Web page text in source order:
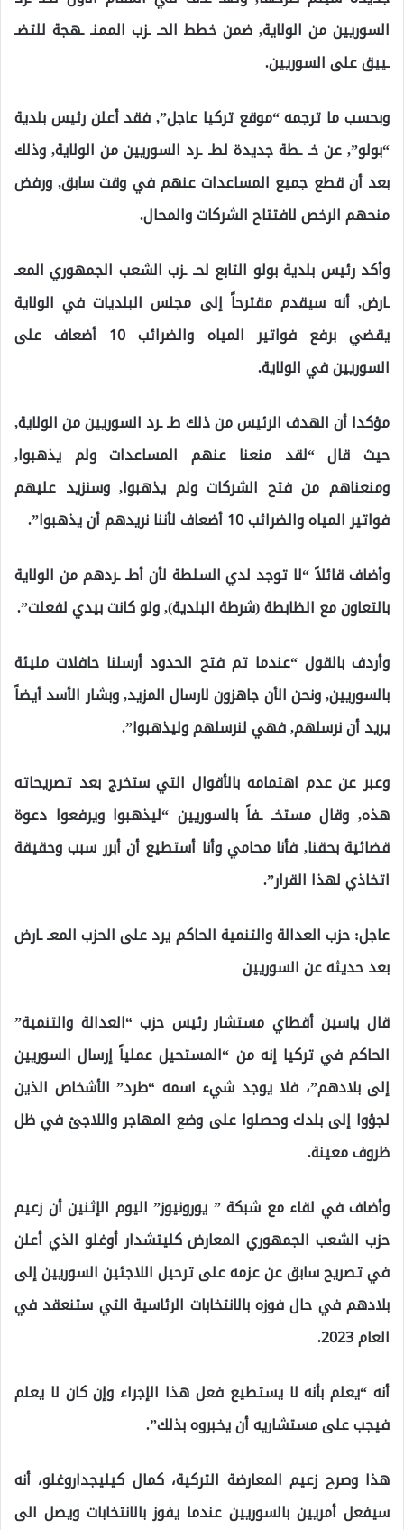
السوريين من الولاية, ضمن خطط الحـ ـزب الممنـ ـهجة للتضـ
ـييق على السوريين.
وبحسب ما ترجمه “موقع تركيا عاجل”, فقد أعلن رئيس بلدية
“بولو”, عن خـ ـطة جديدة لطـ ـرد السوريين من الولاية, وذلك
بعد أن قطع جميع المساعدات عنهم في وقت سابق, ورفض
منحهم الرخص لافتتاح الشركات والمحال.
وأكد رئيس بلدية بولو التابع لحـ ـزب الشعب الجمهوري المعـ
ـارض, أنه سيقدم مقترحاً إلى مجلس البلديات في الولاية
يقضي برفع فواتير المياه والضرائب 10 أضعاف على
السوريين في الولاية.
مؤكدا أن الهدف الرئيس من ذلك طـ ـرد السوريين من الولاية,
حيث قال “لقد منعنا عنهم المساعدات ولم يذهبوا,
ومنعناهم من فتح الشركات ولم يذهبوا, وسنزيد عليهم
فواتير المياه والضرائب 10 أضعاف لأننا نريدهم أن يذهبوا”.
وأضاف قائلاً “لا توجد لدي السلطة لأن أطـ ـردهم من الولاية
بالتعاون مع الظابطة (شرطة البلدية), ولو كانت بيدي لفعلت”.
وأردف بالقول “عندما تم فتح الحدود أرسلنا حافلات مليئة
بالسوريين, ونحن الأن جاهزون لارسال المزيد, وبشار الأسد أيضاً
يريد أن نرسلهم, فهي لنرسلهم وليذهبوا”.
وعبر عن عدم اهتمامه بالأقوال التي ستخرج بعد تصريحاته
هذه, وقال مستخـ ـفاً بالسوريين “ليذهبوا ويرفعوا دعوة
قضائية بحقنا, فأنا محامي وأنا أستطيع أن أبرر سبب وحقيقة
اتخاذي لهذا القرار”.
عاجل: حزب العدالة والتنمية الحاكم يرد على الحزب المعـ ـارض
بعد حديثه عن السوريين
قال ياسين أقطاي مستشار رئيس حزب “العدالة والتنمية”
الحاكم في تركيا إنه من “المستحيل عملياً إرسال السوريين
إلى بلادهم”، فلا يوجد شيء اسمه “طرد” الأشخاص الذين
لجؤوا إلى بلدك وحصلوا على وضع المهاجر واللاجئ في ظل
ظروف معينة.
وأضاف في لقاء مع شبكة ” يورونيوز” اليوم الإثنين أن زعيم
حزب الشعب الجمهوري المعارض كليتشدار أوغلو الذي أعلن
في تصريح سابق عن عزمه على ترحيل اللاجئين السوريين إلى
بلادهم في حال فوزه بالانتخابات الرئاسية التي ستنعقد في
العام 2023.
أنه “يعلم بأنه لا يستطيع فعل هذا الإجراء وإن كان لا يعلم
فيجب على مستشاريه أن يخبروه بذلك”.
هذا وصرح زعيم المعارضة التركية، كمال كيليجداروغلو، أنه
سيفعل أمريين بالسوريين عندما يفوز بالانتخابات ويصل الى